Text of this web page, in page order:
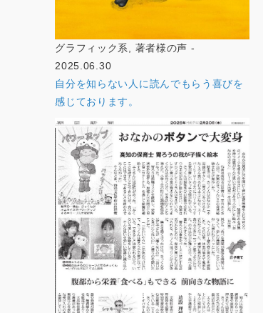
グラフィック系, 著者様の声 -
2025.06.30
自分を知らない人に読んでもらう喜びを
感じております。